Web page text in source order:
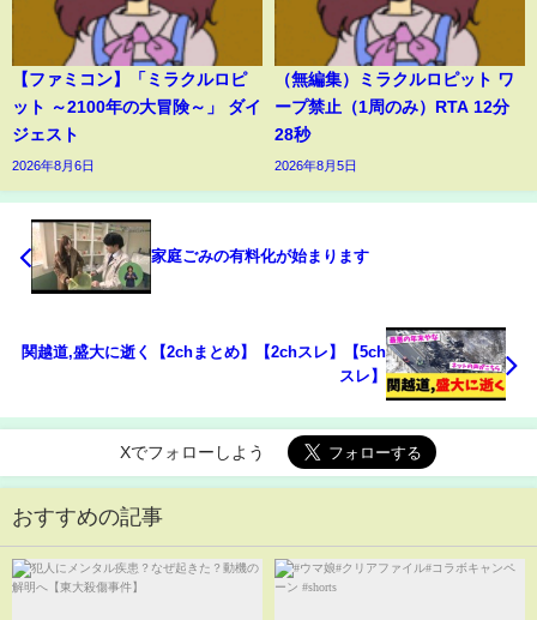
【ファミコン】「ミラクルロピ
ット ～2100年の大冒険～」 ダイ
ジェスト
2026年8月6日
（無編集）ミラクルロピット ワ
ープ禁止（1周のみ）RTA 12分
28秒
2026年8月5日
家庭ごみの有料化が始まります
関越道,盛大に逝く【2chまとめ】【2chスレ】【5ch
スレ】
Xでフォローしよう
おすすめの記事